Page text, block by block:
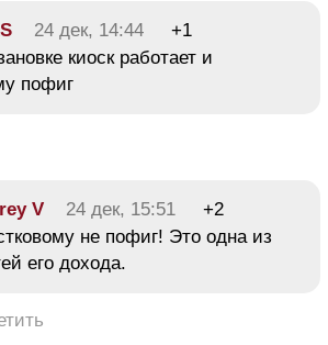
24 дек, 14:44
+1
киоск работает и
пофиг
V 24 дек, 15:51
+2
не пофиг! Это одна из
его дохода.